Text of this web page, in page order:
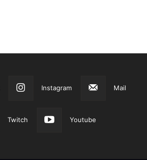
Instagram Mail
Twitch Youtube